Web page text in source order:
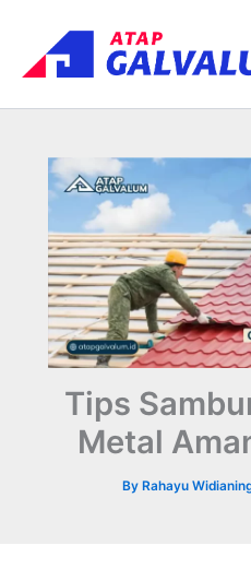
content
Tips
Metal
By Rahayu